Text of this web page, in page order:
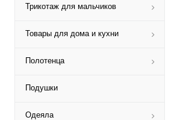
Трикотаж для мальчиков
Товары для дома и кухни
Полотенца
Подушки
Одеяла